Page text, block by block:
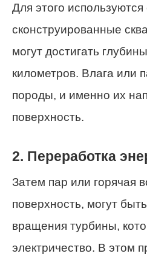
Для этого
сконструированные
могут достигать
километров. Влага или
породы, и именно их
поверхность.
2. Переработка
Затем пар или горячая
поверхность, могут
вращения турбины,
электричество. В этом